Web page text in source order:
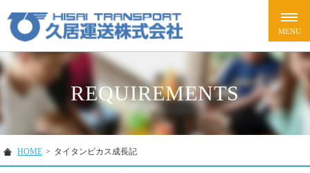
REQUIREMENTS
HOME > タイタンビカス成長記